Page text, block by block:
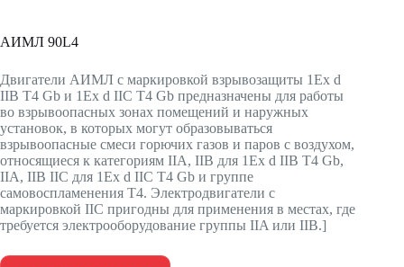
АИМЛ 90L4
Двигатели АИМЛ с маркировкой взрывозащиты 1Ex d
IIВ Т4 Gb и 1Ex d IIС Т4 Gb предназначены для работы
во взрывоопасных зонах помещений и наружных
установок, в которых могут образовываться
взрывоопасные смеси горючих газов и паров с воздухом,
относящиеся к категориям IIА, IIВ для 1Ex d IIВ Т4 Gb,
IIА, IIВ IIС для 1Ex d IIС Т4 Gb и группе
самовоспламенения Т4. Электродвигатели с
маркировкой IIC пригодны для применения в местах, где
требуется электрооборудование группы IIA или IIB.]